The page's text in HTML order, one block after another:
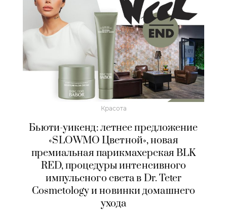
Красота
Бьюти-уикенд: летнее предложение
«SLOWMO Цветной», новая
премиальная парикмахерская BLK
RED, процедуры интенсивного
импульсного света в Dr. Teter
Cosmetology и новинки домашнего
ухода